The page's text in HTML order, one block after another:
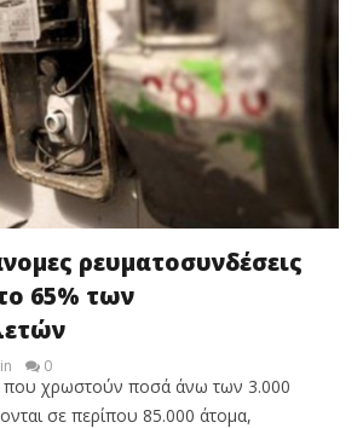
ρευματοσυνδέσεις
65% των
0
που χρωστούν ποσά άνω των 3.000
σε περίπου 85.000 άτομα,